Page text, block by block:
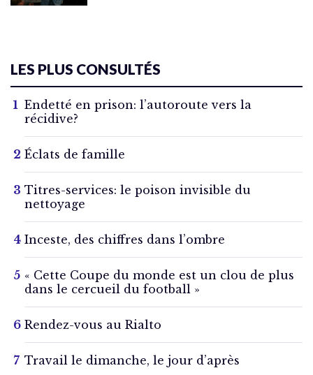
LES PLUS CONSULTÉS
Endetté en prison: l’autoroute vers la
récidive?
Éclats de famille
Titres-services: le poison invisible du
nettoyage
Inceste, des chiffres dans l’ombre
« Cette Coupe du monde est un clou de plus
dans le cercueil du football »
Rendez-vous au Rialto
Travail le dimanche, le jour d’après